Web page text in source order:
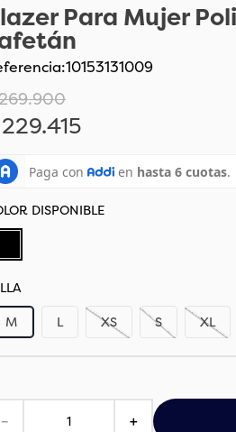
Para Mujer
:10153131009
.900
229.415
XS S
M L XL
＋
－